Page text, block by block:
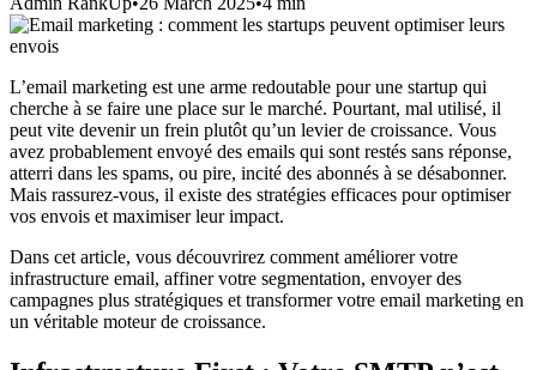
L’email marketing est une arme redoutable pour une startup qui
cherche à se faire une place sur le marché. Pourtant, mal utilisé, il
peut vite devenir un frein plutôt qu’un levier de croissance. Vous
avez probablement envoyé des emails qui sont restés sans réponse,
atterri dans les spams, ou pire, incité des abonnés à se désabonner.
Mais rassurez-vous, il existe des stratégies efficaces pour optimiser
vos envois et maximiser leur impact.
Dans cet article, vous découvrirez comment améliorer votre
infrastructure email, affiner votre segmentation, envoyer des
campagnes plus stratégiques et transformer votre email marketing en
un véritable moteur de croissance.